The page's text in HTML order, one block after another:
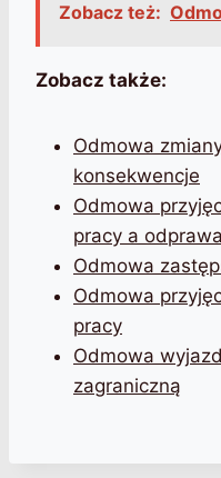
Zobacz też:
Zobacz także:
Odmowa
konsekwencje
Odmowa
pracy a odprawa
Odmowa
Odmowa
pracy
Odmowa
zagraniczną